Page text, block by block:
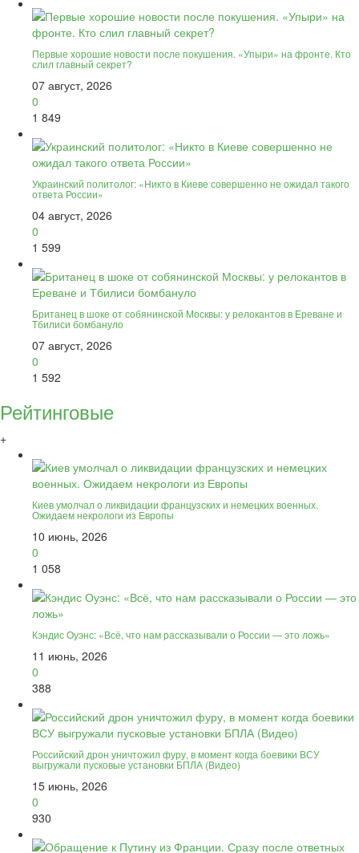
Первые хорошие новости после покушения. «Упыри» на фронте. Кто
слил главный секрет?
07 август, 2026
0
1 849
Украинский политолог: «Никто в Киеве совершенно не ожидал такого
ответа России»
04 август, 2026
0
1 599
Британец в шоке от собянинской Москвы: у релокантов в Ереване и
Тбилиси бомбануло
07 август, 2026
0
1 592
Рейтинговые
+
Киев умолчал о ликвидации французских и немецких военных.
Ожидаем некрологи из Европы
10 июнь, 2026
0
1 058
Кэндис Оуэнс: «Всё, что нам рассказывали о России — это ложь»
11 июнь, 2026
0
388
Российский дрон уничтожил фуру, в момент когда боевики ВСУ
выгружали пусковые установки БПЛА (Видео)
15 июнь, 2026
0
930